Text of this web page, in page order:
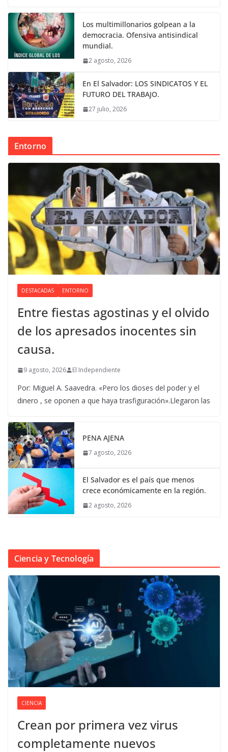
Los multimillonarios golpean a la
democracia. Ofensiva antisindical
mundial.
2 agosto, 2026
En El Salvador: LOS SINDICATOS Y EL
FUTURO DEL TRABAJO.
27 julio, 2026
Entorno
DESTACADAS ENTORNO
Entre fiestas agostinas y el olvido
de los apresados inocentes sin
causa.
9 agosto, 2026 El Independiente
Por: Miguel A. Saavedra. «Pero los dioses del poder y el
dinero , se oponen a que haya trasfiguración».Llegaron las
PENA AJENA
7 agosto, 2026
El Salvador es el país que menos
crece económicamente en la región.
2 agosto, 2026
Ciencia y Tecnología
CIENCIA
Crean por primera vez virus
completamente nuevos